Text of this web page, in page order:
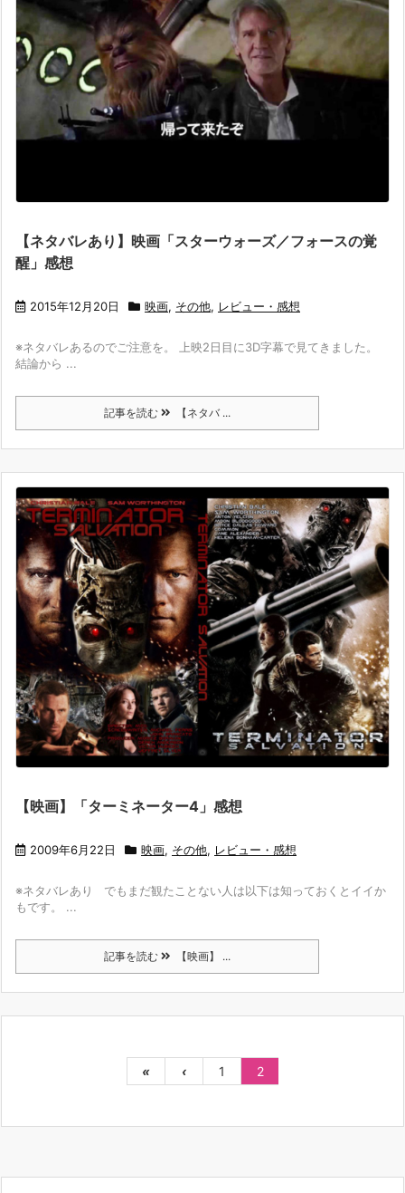
【ネタバレあり】映画「スターウォーズ／フォースの覚
醒」感想
2015年12月20日 映画, その他, レビュー・感想
※ネタバレあるのでご注意を。 上映2日目に3D字幕で見てきました。
結論から ...
記事を読む 【ネタバ ...
【映画】「ターミネーター4」感想
2009年6月22日 映画, その他, レビュー・感想
※ネタバレあり でもまだ観たことない人は以下は知っておくとイイか
もです。 ...
記事を読む 【映画】 ...
« ‹ 1 2